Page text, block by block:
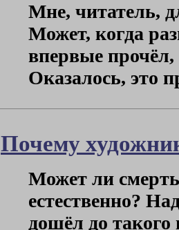
Мне, читатель,
Может, когда
впервые
Оказалось, это
Почему
Может ли
естественно?
дошёл до такого